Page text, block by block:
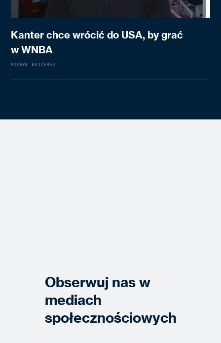
Kanter chce wrócić do USA, by grać
w WNBA
MICHAŁ KAJZEREK
Obserwuj nas w
mediach
społecznościowych